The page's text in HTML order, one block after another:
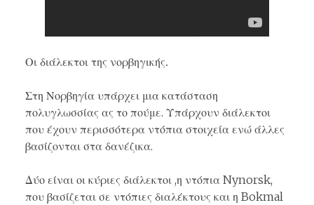
Οι διάλεκτοι της νορβηγικής.
Στη Νορβηγία υπάρχει μια κατάσταση
πολυγλωσσίας ας το πούμε. Υπάρχουν διάλεκτοι
που έχουν περισσότερα ντόπια στοιχεία ενώ άλλες
βασίζονται στα δανέζικα.
Δύο είναι οι κύριες διάλεκτοι ,η ντόπια Nynorsk,
που βασίζεται σε ντόπιες διαλέκτους και η Bokmal